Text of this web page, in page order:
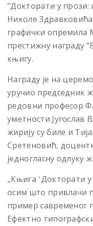
”Докторати у прози:
Николе
графички опремила
престижну награду
књигу.
Награду је на
уручио председник
редовни професор
уметности Југослав
жирију су биле и
Сретеновић,
једногласну одлуку
„Књига ‛Докторати
осим што привлачи
пример савременог
Ефектно